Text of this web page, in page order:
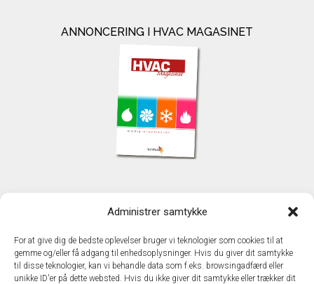
Administrer samtykke
For at give dig de bedste oplevelser bruger vi teknologier som cookies til at
gemme og/eller få adgang til enhedsoplysninger. Hvis du giver dit samtykke
til disse teknologier, kan vi behandle data som f.eks. browsingadfærd eller
unikke ID'er på dette websted. Hvis du ikke giver dit samtykke eller trækker dit
ANNONCERING I HVAC MAGASINET
TechMedia A/S
DK - 2600 Glostrup
www.techmedia.dk
Telefon: +45 43 24 26 28